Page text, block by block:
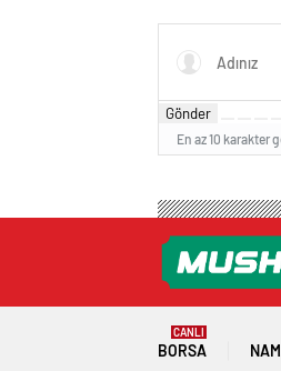
Gönder
En az 10 karakter
BORSA
CANLI